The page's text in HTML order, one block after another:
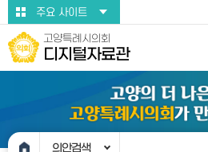
본문바로가기주요 사이트
고양특례시의회
디지털자료관
의안검색